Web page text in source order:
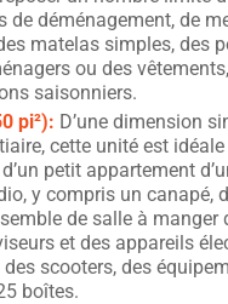
de déménagement, de
matelas simples, des
ou des
saisonniers.
pi²): D’une dimension
cette unité est
petit appartement
y compris un canapé,
de salle à manger
et des appareils
scooters, des
boîtes.